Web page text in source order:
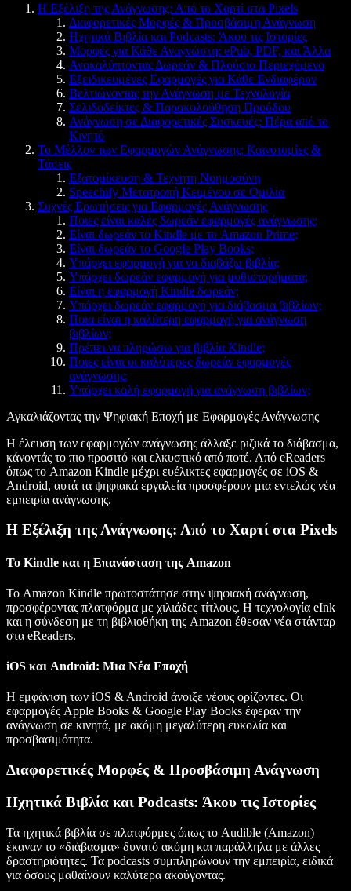
Η Εξέλιξη της Ανάγνωσης: Από το Χαρτί στα Pixels
Διαφορετικές Μορφές & Προσβάσιμη Ανάγνωση
Ηχητικά Βιβλία και Podcasts: Άκου τις Ιστορίες
Μορφές για Κάθε Αναγνώστη: ePub, PDF, και Άλλα
Ανακαλύπτοντας Δωρεάν & Πλούσιο Περιεχόμενο
Εξειδικευμένες Εφαρμογές για Κάθε Ενδιαφέρον
Βελτιώνοντας την Ανάγνωση με Τεχνολογία
Σελιδοδείκτες & Παρακολούθηση Προόδου
Ανάγνωση σε Διαφορετικές Συσκευές: Πέρα από το
Κινητό
Το Μέλλον των Εφαρμογών Ανάγνωσης: Καινοτομίες &
Τάσεις
Εξατομίκευση & Τεχνητή Νοημοσύνη
Speechify Μετατροπή Κειμένου σε Ομιλία
Συχνές Ερωτήσεις για Εφαρμογές Ανάγνωσης
Ποιες είναι καλές δωρεάν εφαρμογές ανάγνωσης;
Είναι δωρεάν το Kindle με το Amazon Prime;
Είναι δωρεάν το Google Play Books;
Υπάρχει εφαρμογή για να διαβάζω βιβλία;
Υπάρχει δωρεάν εφαρμογή για μυθιστορήματα;
Είναι η εφαρμογή Kindle δωρεάν;
Υπάρχει δωρεάν εφαρμογή για διάβασμα βιβλίων;
Ποια είναι η καλύτερη εφαρμογή για ανάγνωση
βιβλίων;
Πρέπει να πληρώσω για βιβλία Kindle;
Ποιες είναι οι καλύτερες δωρεάν εφαρμογές
ανάγνωσης;
Υπάρχει καλή εφαρμογή για ανάγνωση βιβλίων;
Αγκαλιάζοντας την Ψηφιακή Εποχή με Εφαρμογές Ανάγνωσης
Η έλευση των εφαρμογών ανάγνωσης άλλαξε ριζικά το διάβασμα,
κάνοντάς το πιο προσιτό και ελκυστικό από ποτέ. Από eReaders
όπως το Amazon Kindle μέχρι ευέλικτες εφαρμογές σε iOS &
Android, αυτά τα ψηφιακά εργαλεία προσφέρουν μια εντελώς νέα
εμπειρία ανάγνωσης.
Η Εξέλιξη της Ανάγνωσης: Από το Χαρτί στα Pixels
Το Kindle και η Επανάσταση της Amazon
Το Amazon Kindle πρωτοστάτησε στην ψηφιακή ανάγνωση,
προσφέροντας πλατφόρμα με χιλιάδες τίτλους. Η τεχνολογία eInk
και η σύνδεση με τη βιβλιοθήκη της Amazon έθεσαν νέα στάνταρ
στα eReaders.
iOS και Android: Μια Νέα Εποχή
Η εμφάνιση των iOS & Android άνοιξε νέους ορίζοντες. Οι
εφαρμογές Apple Books & Google Play Books έφεραν την
ανάγνωση σε κινητά, με ακόμη μεγαλύτερη ευκολία και
προσβασιμότητα.
Διαφορετικές Μορφές & Προσβάσιμη Ανάγνωση
Ηχητικά Βιβλία και Podcasts: Άκου τις Ιστορίες
Τα ηχητικά βιβλία σε πλατφόρμες όπως το Audible (Amazon)
έκαναν το «διάβασμα» δυνατό ακόμη και παράλληλα με άλλες
δραστηριότητες. Τα podcasts συμπληρώνουν την εμπειρία, ειδικά
για όσους μαθαίνουν καλύτερα ακούγοντας.